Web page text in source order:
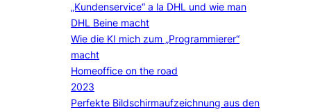
„Kundenservice“ a la DHL und wie man
DHL Beine macht
Wie die KI mich zum „Programmierer“
macht
Homeoffice on the road
2023
Perfekte Bildschirmaufzeichnung aus den